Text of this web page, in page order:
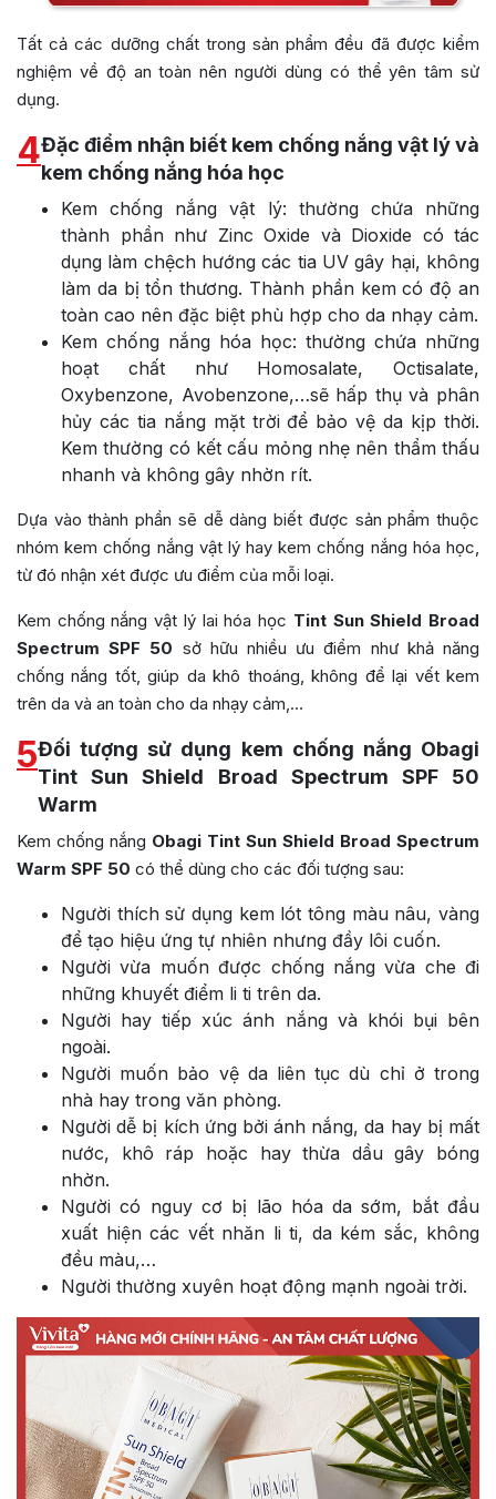
Tất cả các dưỡng chất trong sản phẩm đều đã được kiểm
nghiệm về độ an toàn nên người dùng có thể yên tâm sử
dụng.
4Đặc điểm nhận biết kem chống nắng vật lý và
kem chống nắng hóa học
Kem chống nắng vật lý: thường chứa những
thành phần như Zinc Oxide và Dioxide có tác
dụng làm chệch hướng các tia UV gây hại, không
làm da bị tổn thương. Thành phần kem có độ an
toàn cao nên đặc biệt phù hợp cho da nhạy cảm.
Kem chống nắng hóa học: thường chứa những
hoạt chất như Homosalate, Octisalate,
Oxybenzone, Avobenzone,…sẽ hấp thụ và phân
hủy các tia nắng mặt trời để bảo vệ da kịp thời.
Kem thường có kết cấu mỏng nhẹ nên thẩm thấu
nhanh và không gây nhờn rít.
Dựa vào thành phần sẽ dễ dàng biết được sản phẩm thuộc
nhóm kem chống nắng vật lý hay kem chống nắng hóa học,
từ đó nhận xét được ưu điểm của mỗi loại.
Kem chống nắng vật lý lai hóa học Tint Sun Shield Broad
Spectrum SPF 50 sở hữu nhiều ưu điểm như khả năng
chống nắng tốt, giúp da khô thoáng, không để lại vết kem
trên da và an toàn cho da nhạy cảm,…
5Đối tượng sử dụng kem chống nắng Obagi
Tint Sun Shield Broad Spectrum SPF 50
Warm
Kem chống nắng Obagi Tint Sun Shield Broad Spectrum
Warm SPF 50 có thể dùng cho các đối tượng sau:
Người thích sử dụng kem lót tông màu nâu, vàng
để tạo hiệu ứng tự nhiên nhưng đầy lôi cuốn.
Người vừa muốn được chống nắng vừa che đi
những khuyết điểm li ti trên da.
Người hay tiếp xúc ánh nắng và khói bụi bên
ngoài.
Người muốn bảo vệ da liên tục dù chỉ ở trong
nhà hay trong văn phòng.
Người dễ bị kích ứng bởi ánh nắng, da hay bị mất
nước, khô ráp hoặc hay thừa dầu gây bóng
nhờn.
Người có nguy cơ bị lão hóa da sớm, bắt đầu
xuất hiện các vết nhăn li ti, da kém sắc, không
đều màu,…
Người thường xuyên hoạt động mạnh ngoài trời.